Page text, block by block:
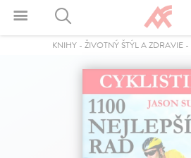
KNIHY- ŽIVOTNÝ ŠTÝL A ZDRAVIE-